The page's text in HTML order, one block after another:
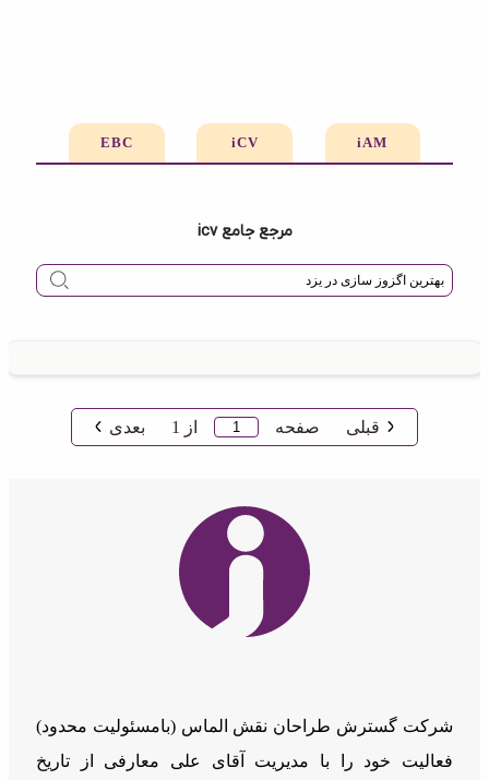
iAM
iCV
EBC
مرجع جامع icv
قبلی صفحه از 1 بعدی
شرکت گسترش طراحان نقش الماس (بامسئوليت محدود)
فعالیت خود را با مدیریت آقای علی معارفی از تاریخ